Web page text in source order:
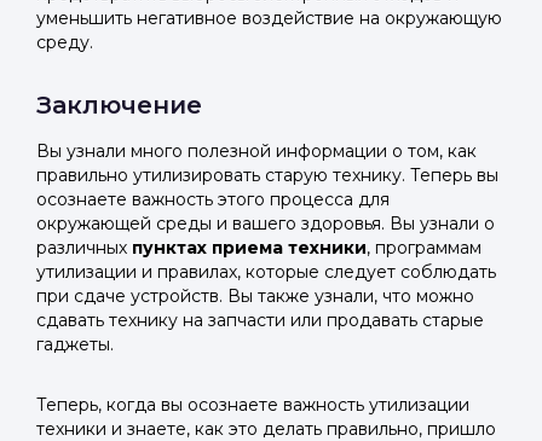
уменьшить негативное воздействие на окружающую
среду.
Заключение
Вы узнали много полезной информации о том, как
правильно утилизировать старую технику. Теперь вы
осознаете важность этого процесса для
окружающей среды и вашего здоровья. Вы узнали о
различных пунктах приема техники, программам
утилизации и правилах, которые следует соблюдать
при сдаче устройств. Вы также узнали, что можно
сдавать технику на запчасти или продавать старые
гаджеты.
Теперь, когда вы осознаете важность утилизации
техники и знаете, как это делать правильно, пришло